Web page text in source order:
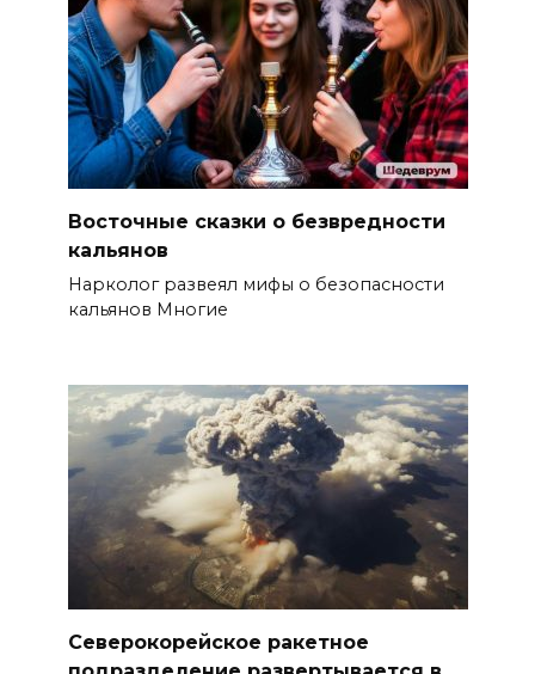
Восточные сказки о безвредности
кальянов
Нарколог развеял мифы о безопасности
кальянов Многие
Северокорейское ракетное